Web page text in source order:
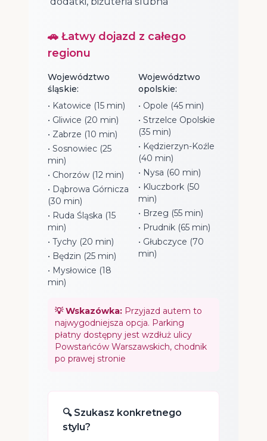
🚗 Łatwy dojazd z całego
regionu
Województwo
śląskie:
• Katowice (15 min)
• Gliwice (20 min)
• Zabrze (10 min)
• Sosnowiec (25
min)
• Chorzów (12 min)
• Dąbrowa Górnicza
(30 min)
• Ruda Śląska (15
min)
• Tychy (20 min)
• Będzin (25 min)
• Mysłowice (18
min)
Województwo
opolskie:
• Opole (45 min)
• Strzelce Opolskie
(35 min)
• Kędzierzyn-Koźle
(40 min)
• Nysa (60 min)
• Kluczbork (50
min)
• Brzeg (55 min)
• Prudnik (65 min)
• Głubczyce (70
min)
💡 Wskazówka: Przyjazd autem to
najwygodniejsza opcja. Parking
płatny dostępny jest wzdłuż ulicy
Powstańców Warszawskich, chodnik
po prawej stronie
🔍 Szukasz konkretnego
stylu?